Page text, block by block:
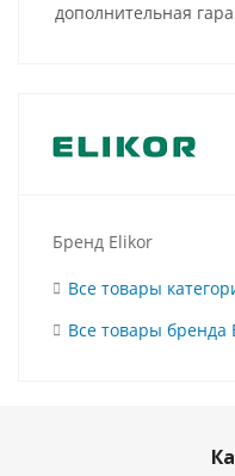
дополнительная
Бренд Elikor
Все товары
Все товары бренда